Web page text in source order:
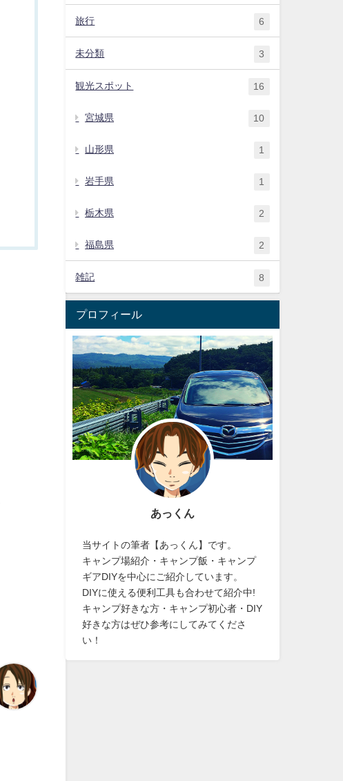
旅行 6
未分類 3
観光スポット 16
宮城県 10
山形県 1
岩手県 1
栃木県 2
福島県 2
雑記 8
プロフィール
あっくん
当サイトの筆者【あっくん】です。
キャンプ場紹介・キャンプ飯・キャンプ
ギアDIYを中心にご紹介しています。
DIYに使える便利工具も合わせて紹介中!
キャンプ好きな方・キャンプ初心者・DIY
好きな方はぜひ参考にしてみてくださ
い！